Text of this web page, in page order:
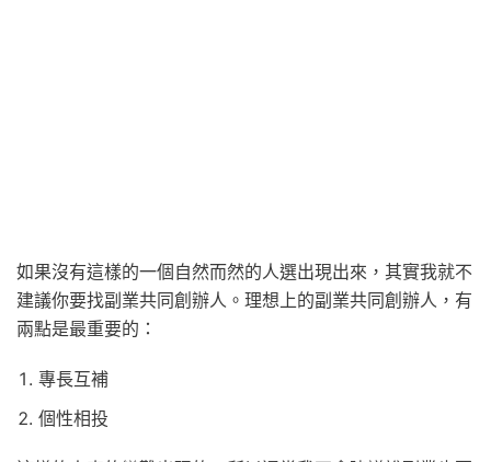
如果沒有這樣的一個自然而然的人選出現出來，其實我就不
建議你要找副業共同創辦人。理想上的副業共同創辦人，有
兩點是最重要的：
專長互補
個性相投